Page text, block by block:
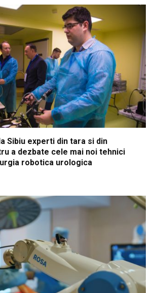
Sibiu experti din tara si din
a dezbate cele mai noi tehnici
robotica urologica